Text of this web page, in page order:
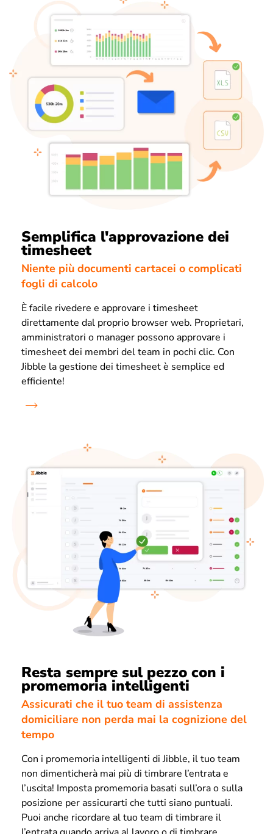
Semplifica l'approvazione dei
timesheet
Niente più documenti cartacei o complicati
fogli di calcolo
È facile rivedere e approvare i timesheet
direttamente dal proprio browser web. Proprietari,
amministratori o manager possono approvare i
timesheet dei membri del team in pochi clic. Con
Jibble la gestione dei timesheet è semplice ed
efficiente!
Resta sempre sul pezzo con i
promemoria intelligenti
Assicurati che il tuo team di assistenza
domiciliare non perda mai la cognizione del
tempo
Con i promemoria intelligenti di Jibble, il tuo team
non dimenticherà mai più di timbrare l’entrata e
l’uscita! Imposta promemoria basati sull’ora o sulla
posizione per assicurarti che tutti siano puntuali.
Puoi anche ricordare al tuo team di timbrare il